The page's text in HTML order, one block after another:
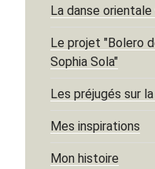
La danse orientale
Le projet "Bolero
Sophia Sola"
Les préjugés sur
Mes inspirations
Mon histoire